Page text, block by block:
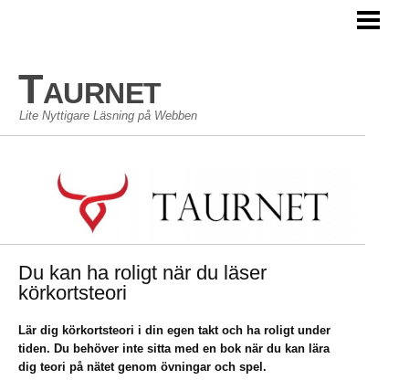
Taurnet
Lite Nyttigare Läsning på Webben
Du kan ha roligt när du läser
körkortsteori
Lär dig körkortsteori i din egen takt och ha roligt under
tiden. Du behöver inte sitta med en bok när du kan lära
dig teori på nätet genom övningar och spel.